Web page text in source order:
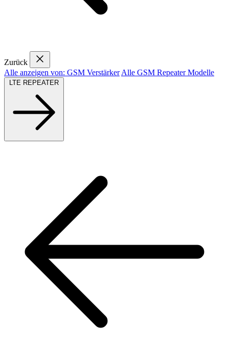
Zurück
Alle anzeigen von: GSM Verstärker Alle GSM Repeater Modelle
LTE REPEATER